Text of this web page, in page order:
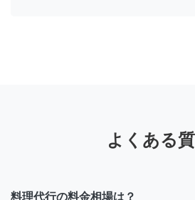
よくある
料理代行の料金相場は？